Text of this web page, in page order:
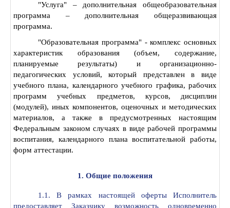
"Услуга" – дополнительная общеобразовательная
программа – дополнительная общеразвивающая
программа.
"Образовательная программа" - комплекс основных
характеристик образования (объем, содержание,
планируемые результаты) и организационно-
педагогических условий, который представлен в виде
учебного плана, календарного учебного графика, рабочих
программ учебных предметов, курсов, дисциплин
(модулей), иных компонентов, оценочных и методических
материалов, а также в предусмотренных настоящим
Федеральным законом случаях в виде рабочей программы
воспитания, календарного плана воспитательной работы,
форм аттестации.
1. Общие положения
1.1. В рамках настоящей оферты Исполнитель
предоставляет Заказчику возможность одновременно